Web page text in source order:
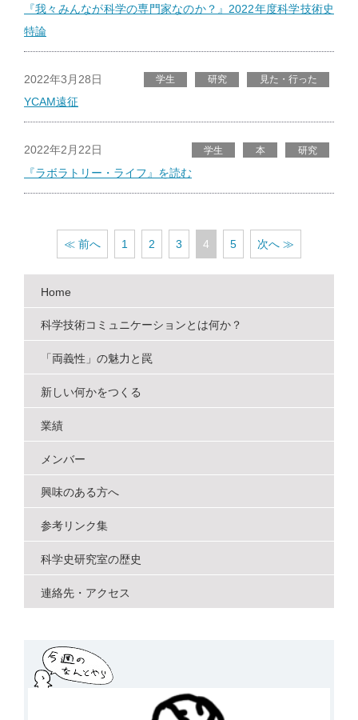
『我々みんなが科学の専門家なのか？』2022年度科学技術史
特論
2022年3月28日 学生 研究 見た・行った
YCAM遠征
2022年2月22日 学生 本 研究
『ラボラトリー・ライフ』を読む
≪ 前へ 1 2 3 4 5 次へ ≫
Home
科学技術コミュニケーションとは何か？
「両義性」の魅力と罠
新しい何かをつくる
業績
メンバー
興味のある方へ
参考リンク集
科学史研究室の歴史
連絡先・アクセス